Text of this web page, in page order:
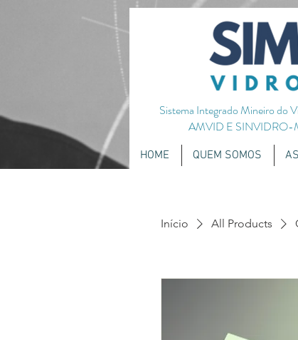
Sistema Integrado Mineiro do
AMVID E SINVIDRO-
HOME QUEM SOMOS
Início All Products